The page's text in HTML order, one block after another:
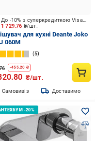
1 729.76 ₴/шт.
До -10% з суперкредиткою Visa Вигода
для кухні Deante Joko
060M
5
-455.20 ₴
₴/шт.
Cамовивіз Доставимо